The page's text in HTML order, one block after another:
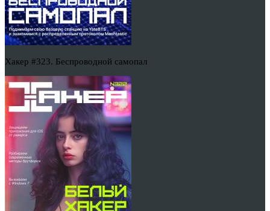
Хакер #323. Беспроводной самопал